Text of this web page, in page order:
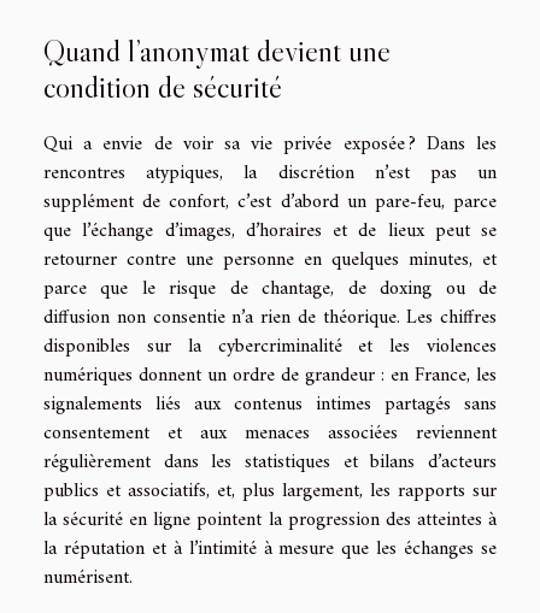
Quand l’anonymat devient une
condition de sécurité
Qui a envie de voir sa vie privée exposée ? Dans les
rencontres atypiques, la discrétion n’est pas un
supplément de confort, c’est d’abord un pare-feu, parce
que l’échange d’images, d’horaires et de lieux peut se
retourner contre une personne en quelques minutes, et
parce que le risque de chantage, de doxing ou de
diffusion non consentie n’a rien de théorique. Les chiffres
disponibles sur la cybercriminalité et les violences
numériques donnent un ordre de grandeur : en France, les
signalements liés aux contenus intimes partagés sans
consentement et aux menaces associées reviennent
régulièrement dans les statistiques et bilans d’acteurs
publics et associatifs, et, plus largement, les rapports sur
la sécurité en ligne pointent la progression des atteintes à
la réputation et à l’intimité à mesure que les échanges se
numérisent.